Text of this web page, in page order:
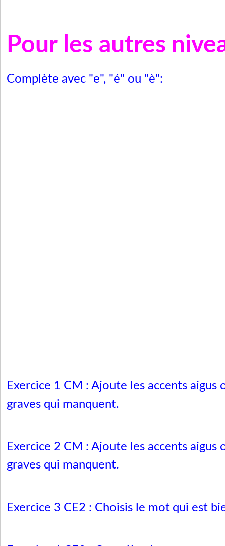
Pour les autres
Complète avec "e", "é" ou "è":
Exercice 1 CM : Ajoute les accents aigus
graves qui manquent.
Exercice 2 CM : Ajoute les accents aigus
graves qui manquent.
Exercice 3 CE2 : Choisis le mot qui est